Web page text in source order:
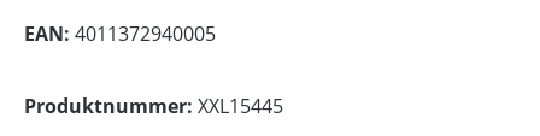
EAN: 4011372940005
Produktnummer: XXL15445